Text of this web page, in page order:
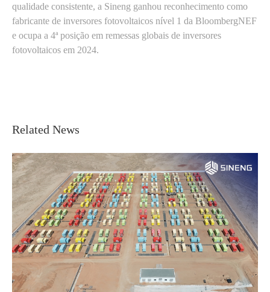
qualidade consistente, a Sineng ganhou reconhecimento como
fabricante de inversores fotovoltaicos nível 1 da BloombergNEF
e ocupa a 4ª posição em remessas globais de inversores
fotovoltaicos em 2024.
Related News